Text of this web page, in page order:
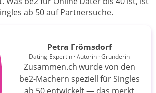
ab 50 auf Partnersuche.
Petra Frömsdorf
Dating-Expertin · Autorin · Gründerin
Zusammen.ch wurde von den
be2-Machern speziell für Singles
ab 50 entwickelt — das merkt